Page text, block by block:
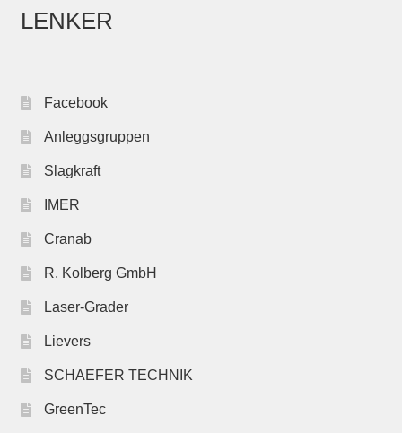
LENKER
Facebook
Anleggsgruppen
Slagkraft
IMER
Cranab
R. Kolberg GmbH
Laser-Grader
Lievers
SCHAEFER TECHNIK
GreenTec